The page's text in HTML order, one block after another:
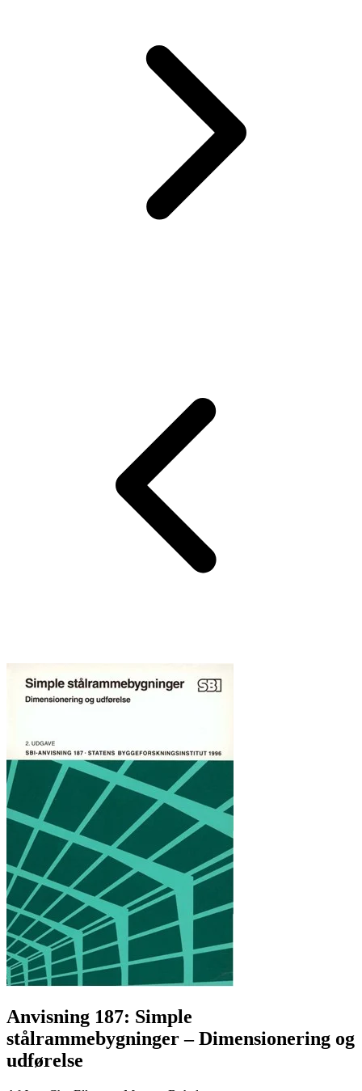
Anvisning 187: Simple
stålrammebygninger– Dimensionering og
udførelse